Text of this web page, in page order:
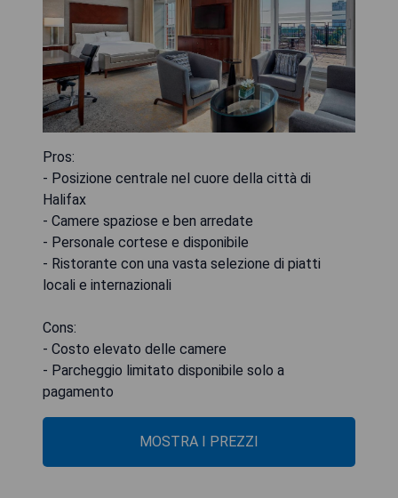
Pros:
- Posizione centrale nel cuore della città di
Halifax
- Camere spaziose e ben arredate
- Personale cortese e disponibile
- Ristorante con una vasta selezione di piatti
locali e internazionali
Cons:
- Costo elevato delle camere
- Parcheggio limitato disponibile solo a
pagamento
MOSTRA I PREZZI